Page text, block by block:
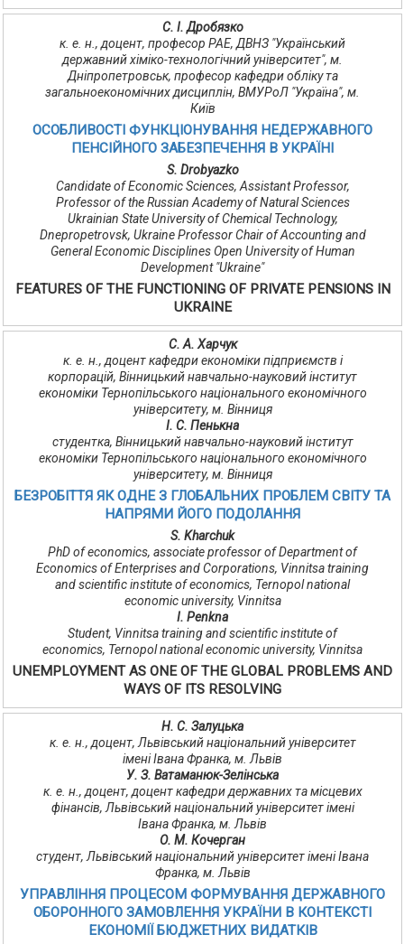
С. І. Дробязко
к. е. н., доцент, професор РАЕ, ДВНЗ "Український
державний хіміко-технологічний університет", м.
Дніпропетровськ, професор кафедри обліку та
загальноекономічних дисциплін, ВМУРоЛ "Україна", м.
Київ
ОСОБЛИВОСТІ ФУНКЦІОНУВАННЯ НЕДЕРЖАВНОГО
ПЕНСІЙНОГО ЗАБЕЗПЕЧЕННЯ В УКРАЇНІ
S. Drobyazko
Candidate of Economic Sciences, Assistant Professor,
Professor of the Russian Academy of Natural Sciences
Ukrainian State University of Chemical Technology,
Dnepropetrovsk, Ukraine Professor Chair of Accounting and
General Economic Disciplines Open University of Human
Development "Ukraine"
FEATURES OF THE FUNCTIONING OF PRIVATE PENSIONS IN
UKRAINE
С. А. Харчук
к. е. н., доцент кафедри економіки підприємств і
корпорацій, Вінницький навчально-науковий інститут
економіки Тернопільського національного економічного
університету, м. Вінниця
І. С. Пенькна
студентка, Вінницький навчально-науковий інститут
економіки Тернопільського національного економічного
університету, м. Вінниця
БЕЗРОБІТТЯ ЯК ОДНЕ З ГЛОБАЛЬНИХ ПРОБЛЕМ СВІТУ ТА
НАПРЯМИ ЙОГО ПОДОЛАННЯ
S. Kharchuk
PhD of economics, associate professor of Department of
Economics of Enterprises and Corporations, Vinnitsa training
and scientific institute of economics, Ternopol national
economic university, Vinnitsa
I. Penkna
Student, Vinnitsa training and scientific institute of
economics, Ternopol national economic university, Vinnitsa
UNEMPLOYMENT AS ONE OF THE GLOBAL PROBLEMS AND
WAYS OF ITS RESOLVING
Н. С. Залуцька
к. е. н., доцент, Львівський національний університет
імені Івана Франка, м. Львів
У. З. Ватаманюк-Зелінська
к. е. н., доцент, доцент кафедри державних та місцевих
фінансів, Львівський національний університет імені
Івана Франка, м. Львів
О. М. Кочерган
студент, Львівський національний університет імені Івана
Франка, м. Львів
УПРАВЛІННЯ ПРОЦЕСОМ ФОРМУВАННЯ ДЕРЖАВНОГО
ОБОРОННОГО ЗАМОВЛЕННЯ УКРАЇНИ В КОНТЕКСТІ
ЕКОНОМІЇ БЮДЖЕТНИХ ВИДАТКІВ